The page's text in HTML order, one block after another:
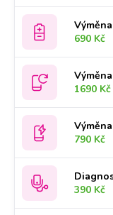
690 Kč
1690 Kč
790 Kč
390 Kč